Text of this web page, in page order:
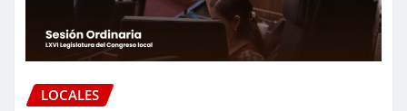
LOCALES